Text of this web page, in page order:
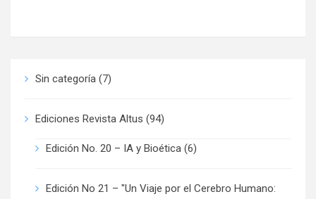
Sin categoría (7)
Ediciones Revista Altus (94)
Edición No. 20 – IA y Bioética (6)
Edición No 21 – "Un Viaje por el Cerebro Humano: